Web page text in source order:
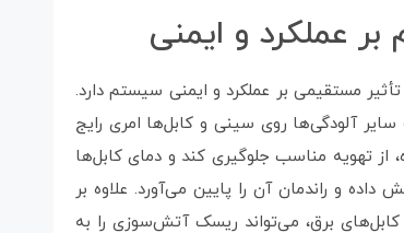
عملکرد و ایمنی
مستقیمی بر عملکرد و ایمنی سیستم دارد.
آلودگی‌ها روی سینی و کابل‌ها امری رایج
از تهویه مناسب جلوگیری کند و دمای کابل‌ها
داده و راندمان آن را پایین می‌آورد. علاوه بر
کابل‌های برق، می‌تواند ریسک آتش‌سوزی را به